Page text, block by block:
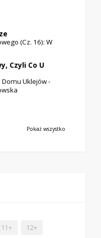
(cz. 16): W
Czyli Co U
Uklejów -
Pokaż wszystko
11+ 12+